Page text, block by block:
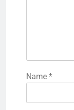
Name *